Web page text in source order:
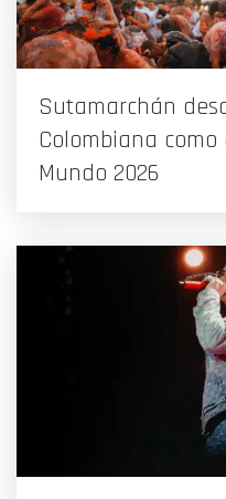
Sutamarchán
Colombiana
Mundo 2026